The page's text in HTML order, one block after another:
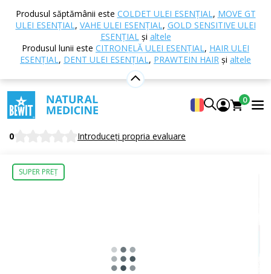
Produsul săptămânii este COLDET ULEI ESENȚIAL, MOVE GT
ULEI ESENȚIAL, VAHE ULEI ESENȚIAL, GOLD SENSITIVE ULEI
ESENȚIALși altele
Produsul lunii este CITRONELĂ ULEI ESENȚIAL, HAIR ULEI
ESENȚIAL, DENT ULEI ESENȚIAL, PRAWTEIN HAIR și altele
0
Acasă E-shop
MTC - Medicina Tradițională Chineză
057 -
Purificarea umidității
057 - Purificarea umidității
Supliment alimentar
BEWIT Dampness Clearing
0 Introduceți propria evaluare
SUPER PREȚ